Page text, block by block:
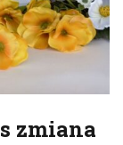
zmiana